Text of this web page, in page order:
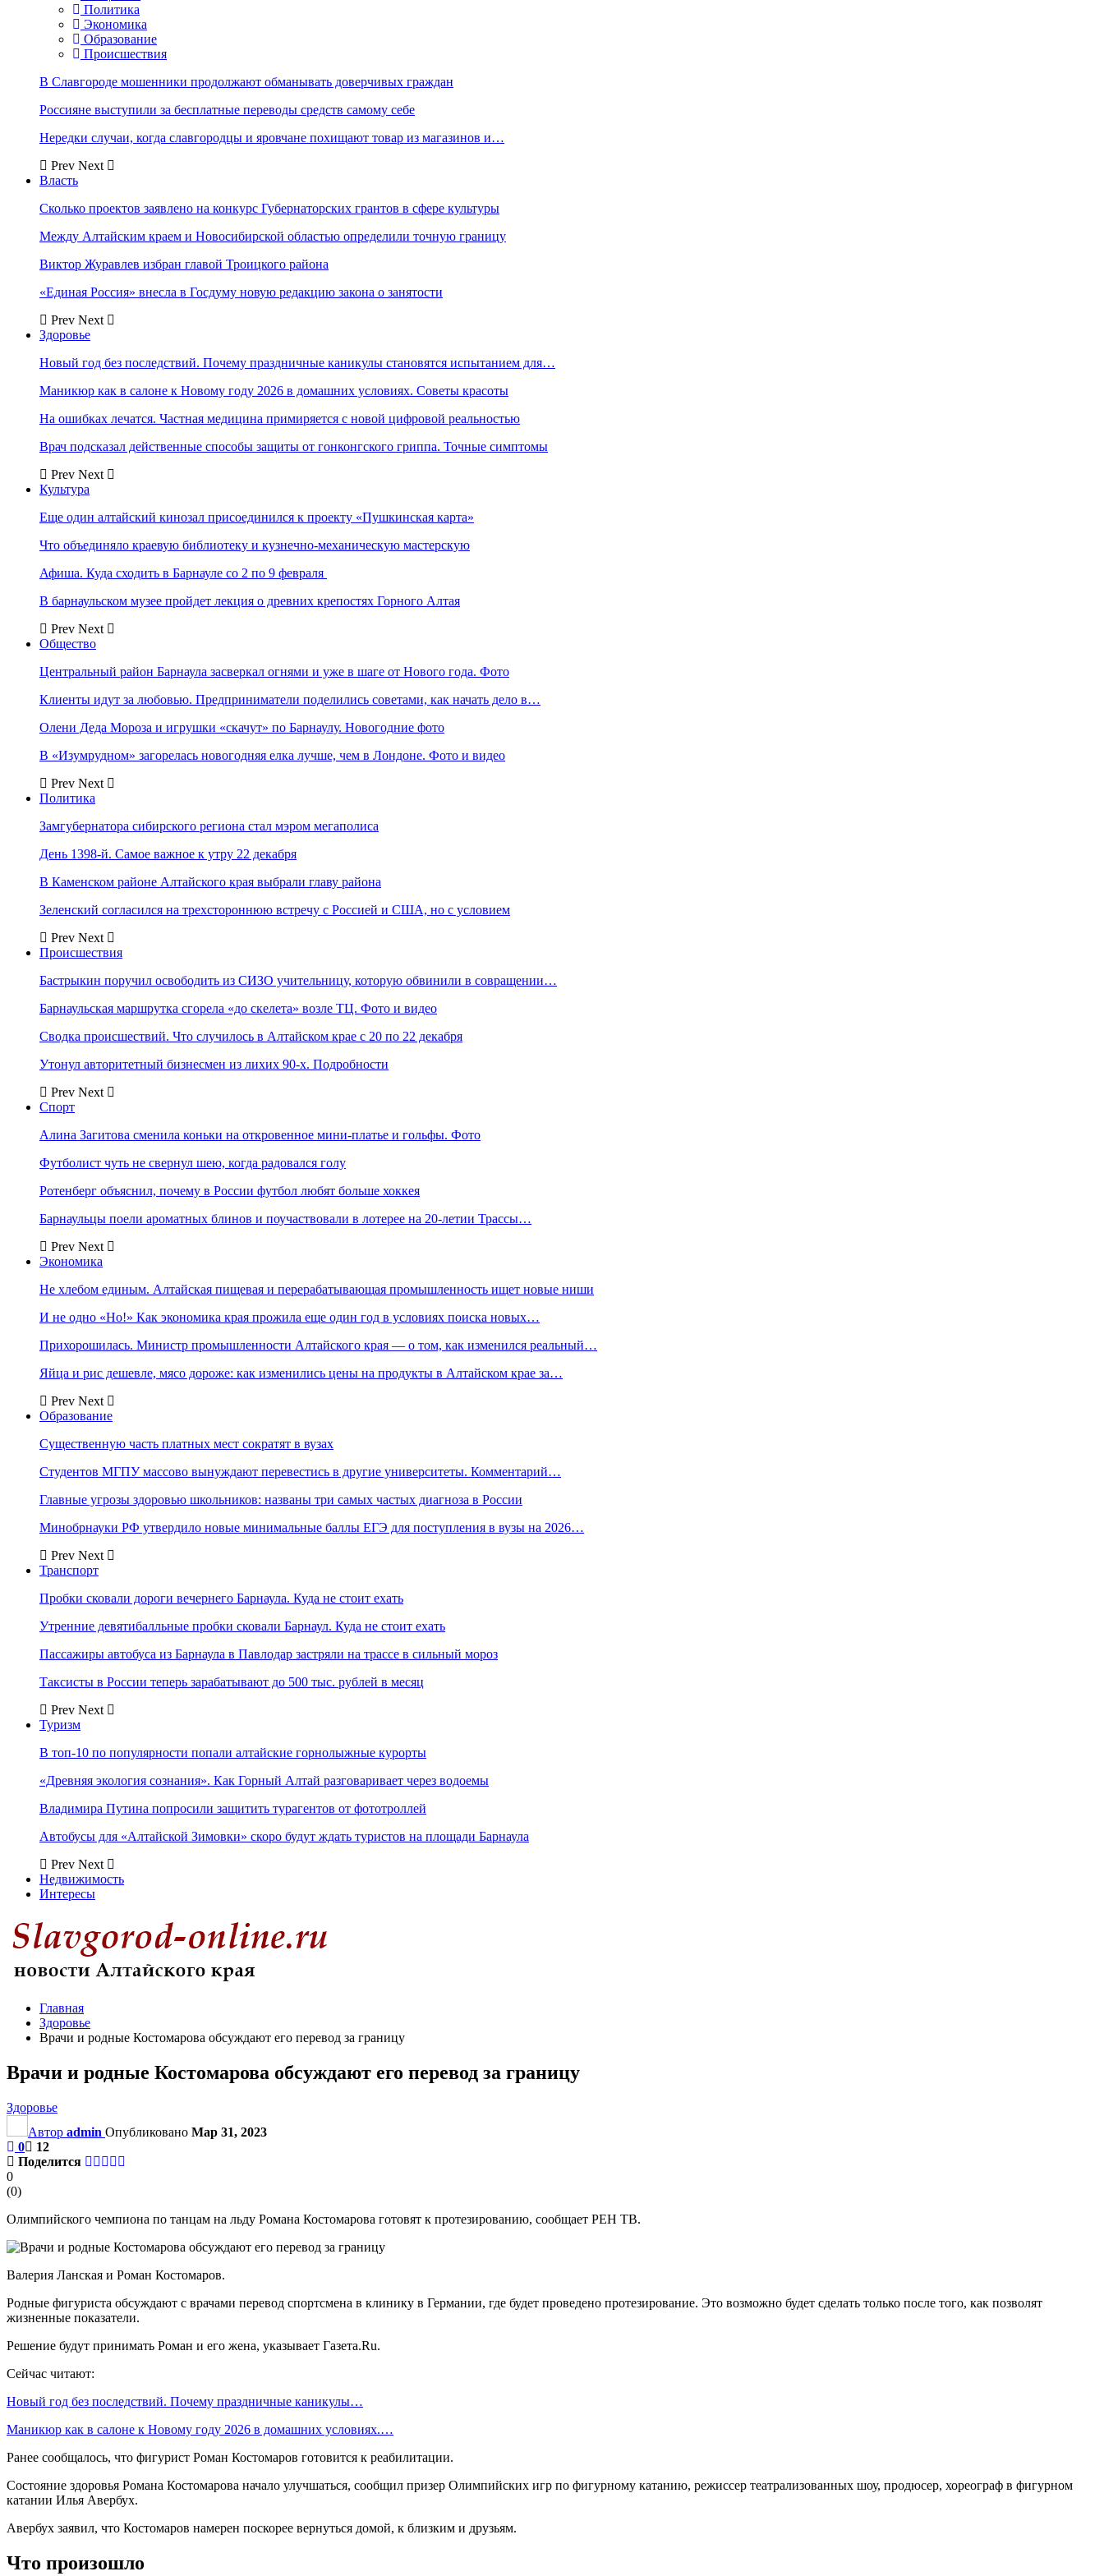
Политика
Экономика
Образование
Происшествия
В Славгороде мошенники продолжают обманывать доверчивых граждан
Россияне выступили за бесплатные переводы средств самому себе
Нередки случаи, когда славгородцы и яровчане похищают товар из магазинов и…
Prev Next
Власть
Сколько проектов заявлено на конкурс Губернаторских грантов в сфере культуры
Между Алтайским краем и Новосибирской областью определили точную границу
Виктор Журавлев избран главой Троицкого района
«Единая Россия» внесла в Госдуму новую редакцию закона о занятости
Prev Next
Здоровье
Новый год без последствий. Почему праздничные каникулы становятся испытанием для…
Маникюр как в салоне к Новому году 2026 в домашних условиях. Советы красоты
На ошибках лечатся. Частная медицина примиряется с новой цифровой реальностью
Врач подсказал действенные способы защиты от гонконгского гриппа. Точные симптомы
Prev Next
Культура
Еще один алтайский кинозал присоединился к проекту «Пушкинская карта»
Что объединяло краевую библиотеку и кузнечно-механическую мастерскую
Афиша. Куда сходить в Барнауле со 2 по 9 февраля
В барнаульском музее пройдет лекция о древних крепостях Горного Алтая
Prev Next
Общество
Центральный район Барнаула засверкал огнями и уже в шаге от Нового года. Фото
Клиенты идут за любовью. Предприниматели поделились советами, как начать дело в…
Олени Деда Мороза и игрушки «скачут» по Барнаулу. Новогодние фото
В «Изумрудном» загорелась новогодняя елка лучше, чем в Лондоне. Фото и видео
Prev Next
Политика
Замгубернатора сибирского региона стал мэром мегаполиса
День 1398-й. Самое важное к утру 22 декабря
В Каменском районе Алтайского края выбрали главу района
Зеленский согласился на трехстороннюю встречу с Россией и США, но с условием
Prev Next
Происшествия
Бастрыкин поручил освободить из СИЗО учительницу, которую обвинили в совращении…
Барнаульская маршрутка сгорела «до скелета» возле ТЦ. Фото и видео
Сводка происшествий. Что случилось в Алтайском крае с 20 по 22 декабря
Утонул авторитетный бизнесмен из лихих 90-х. Подробности
Prev Next
Спорт
Алина Загитова сменила коньки на откровенное мини-платье и гольфы. Фото
Футболист чуть не свернул шею, когда радовался голу
Ротенберг объяснил, почему в России футбол любят больше хоккея
Барнаульцы поели ароматных блинов и поучаствовали в лотерее на 20-летии Трассы…
Prev Next
Экономика
Не хлебом единым. Алтайская пищевая и перерабатывающая промышленность ищет новые ниши
И не одно «Но!» Как экономика края прожила еще один год в условиях поиска новых…
Прихорошилась. Министр промышленности Алтайского края — о том, как изменился реальный…
Яйца и рис дешевле, мясо дороже: как изменились цены на продукты в Алтайском крае за…
Prev Next
Образование
Существенную часть платных мест сократят в вузах
Студентов МГПУ массово вынуждают перевестись в другие университеты. Комментарий…
Главные угрозы здоровью школьников: названы три самых частых диагноза в России
Минобрнауки РФ утвердило новые минимальные баллы ЕГЭ для поступления в вузы на 2026…
Prev Next
Транспорт
Пробки сковали дороги вечернего Барнаула. Куда не стоит ехать
Утренние девятибалльные пробки сковали Барнаул. Куда не стоит ехать
Пассажиры автобуса из Барнаула в Павлодар застряли на трассе в сильный мороз
Таксисты в России теперь зарабатывают до 500 тыс. рублей в месяц
Prev Next
Туризм
В топ-10 по популярности попали алтайские горнолыжные курорты
«Древняя экология сознания». Как Горный Алтай разговаривает через водоемы
Владимира Путина попросили защитить турагентов от фототроллей
Автобусы для «Алтайской Зимовки» скоро будут ждать туристов на площади Барнаула
Prev Next
Недвижимость
Интересы
Главная
Здоровье
Врачи и родные Костомарова обсуждают его перевод за границу
Врачи и родные Костомарова обсуждают его перевод за границу
Здоровье
Автор admin Опубликовано Мар 31, 2023
0
12
Поделится
0
(0)
Олимпийского чемпиона по танцам на льду Романа Костомарова готовят к протезированию, сообщает РЕН ТВ.
Валерия Ланская и Роман Костомаров.
Родные фигуриста обсуждают с врачами перевод спортсмена в клинику в Германии, где будет проведено протезирование. Это возможно будет сделать только после того, как позволят
жизненные показатели.
Решение будут принимать Роман и его жена, указывает Газета.Ru.
Сейчас читают:
Новый год без последствий. Почему праздничные каникулы…
Маникюр как в салоне к Новому году 2026 в домашних условиях.…
Ранее сообщалось, что фигурист Роман Костомаров готовится к реабилитации.
Состояние здоровья Романа Костомарова начало улучшаться, сообщил призер Олимпийских игр по фигурному катанию, режиссер театрализованных шоу, продюсер, хореограф в фигурном
катании Илья Авербух.
Авербух заявил, что Костомаров намерен поскорее вернуться домой, к близким и друзьям.
Что произошло